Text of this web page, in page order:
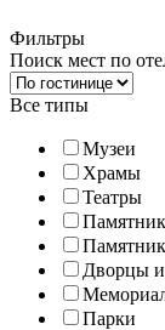
Фильтры
Поиск мест по
Все типы
Музеи
Храмы
Театры
Дворцы и
Парки